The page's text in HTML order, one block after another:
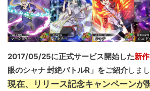
2017/05/25に正式サービス開始した新
眼のシャナ 封絶バトルR」をご紹介しまし
現在、リリース記念キャンペーンが